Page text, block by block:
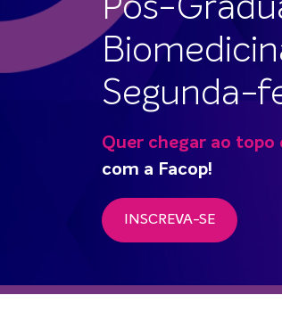
Pós-
Segunda-
Quer chegar ao topo
com a Facop!
INSCREVA-SE